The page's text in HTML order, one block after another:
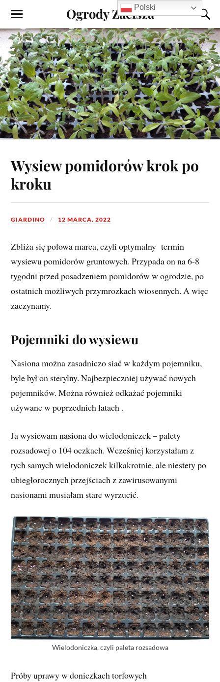
Ogrody Zacisza
Wysiew pomidorów krok po
kroku
GIARDINO 12 MARCA, 2022
Zbliża się połowa marca, czyli optymalny termin
wysiewu pomidorów gruntowych. Przypada on na 6-8
tygodni przed posadzeniem pomidorów w ogrodzie, po
ostatnich możliwych przymrozkach wiosennych. A więc
zaczynamy.
Pojemniki do wysiewu
Nasiona można zasadniczo siać w każdym pojemniku,
byle był on sterylny. Najbezpieczniej używać nowych
pojemników. Można również odkażać pojemniki
używane w poprzednich latach .
Ja wysiewam nasiona do wielodoniczek – palety
rozsadowej o 104 oczkach. Wcześniej korzystałam z
tych samych wielodoniczek kilkakrotnie, ale niestety po
ubiegłorocznych przejściach z zawirusowanymi
nasionami musiałam stare wyrzucić.
Wielodoniczka, czyli paleta rozsadowa
Próby uprawy w doniczkach torfowych
Polski